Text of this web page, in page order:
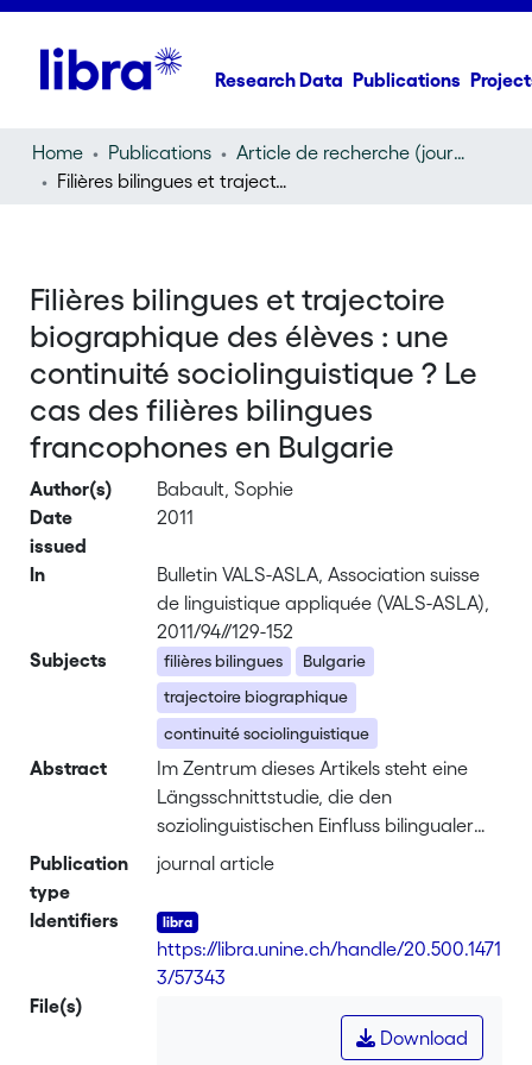
Research Data Publications
Home Publications
Article de recherche (journal article)
Filières bilingues et trajectoire biographique des élèves : une continuité sociolinguistique ? Le cas des filières bilingues francophones en Bulgarie
Filières bilingues et trajectoire
biographique des élèves : une
continuité sociolinguistique ? Le
cas des filières bilingues
francophones en Bulgarie
Author(s)
Babault, Sophie
Date
issued
2011
In
Bulletin VALS-ASLA, Association suisse
de linguistique appliquée (VALS-ASLA),
2011/94//129-152
Subjects
filières bilingues
Bulgarie
trajectoire biographique
continuité sociolinguistique
Abstract
Im Zentrum dieses Artikels steht eine
Längsschnittstudie, die den
soziolinguistischen Einfluss bilingualer
Mittelschulausbildungen untersucht. Die
oder AbsolventInnen von
französischsprachigen bilingualen
Mittelschulen in Bulgarien durchgeführt.
der Hälfte des Samples eine
soziolinguistische Kontinuität zwischen
Publication
type
journal article
Identifiers
https://libra.unine.ch/handle/20.500.1471
3/57343
File(s)
Download